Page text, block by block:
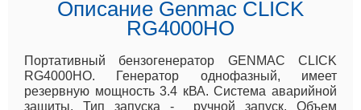
Описание Genmac CLICK
RG4000HO
Портативный бензогенератор GENMAC CLICK
RG4000HO. Генератор однофазный, имеет
резервную мощность 3.4 кВА. Система аварийной
защиты. Тип запуска - ручной запуск. Объем